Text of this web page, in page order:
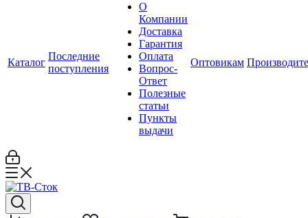
Каталог
Последние
поступления
О
Компании
Доставка
Гарантия
Оплата
Вопрос-
Ответ
Полезные
статьи
Пункты
выдачи
Оптовикам